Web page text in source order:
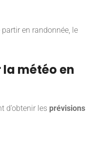
en randonnée, le
météo en
d’obtenir les prévisions